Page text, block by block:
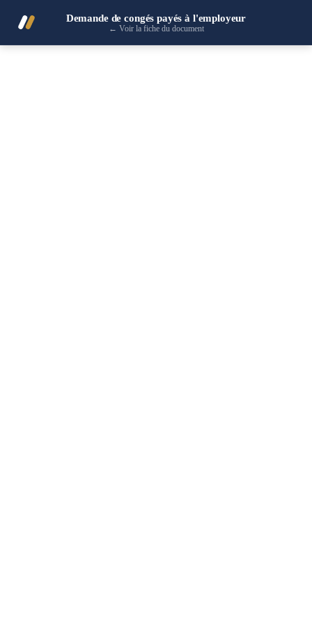
Demande de congés payés à l'employeur
← Voir la fiche du document